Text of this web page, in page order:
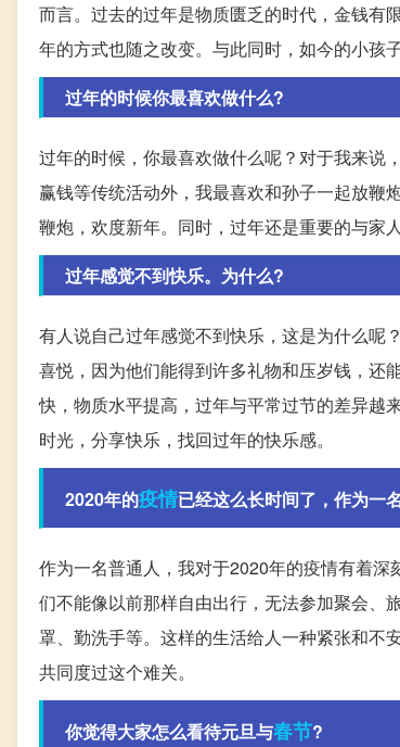
而言。过去的过年是物质匮乏的时代，金钱有
年的方式也随之改变。与此同时，如今的小孩
过年的时候你最喜欢做什么?
过年的时候，你最喜欢做什么呢？对于我来说
赢钱等传统活动外，我最喜欢和孙子一起放鞭
鞭炮，欢度新年。同时，过年还是重要的与家
过年感觉不到快乐。为什么?
有人说自己过年感觉不到快乐，这是为什么呢
喜悦，因为他们能得到许多礼物和压岁钱，还
快，物质水平提高，过年与平常过节的差异越
时光，分享快乐，找回过年的快乐感。
2020年的疫情已经这么长时间了，作为一
作为一名普通人，我对于2020年的疫情有着
们不能像以前那样自由出行，无法参加聚会、
罩、勤洗手等。这样的生活给人一种紧张和不
共同度过这个难关。
你觉得大家怎么看待元旦与春节?